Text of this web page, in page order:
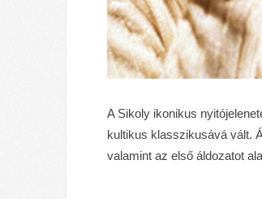
A Sikoly ikonikus
kultikus klasszikusává vált.
valamint az első áldozatot